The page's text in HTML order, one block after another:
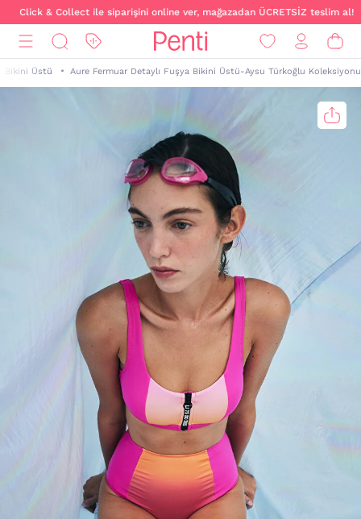
Click & Collect ile siparişini online ver, mağazadan ÜCRETSİZ teslim al!
Bikini Üstü Aure Fermuar Detaylı Fuşya Bikini Üstü-Aysu Türkoğlu Koleksiyonu